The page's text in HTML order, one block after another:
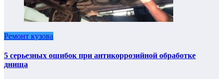
Ремонт кузова
5 серьезных ошибок при антикоррозийной обработке
днища